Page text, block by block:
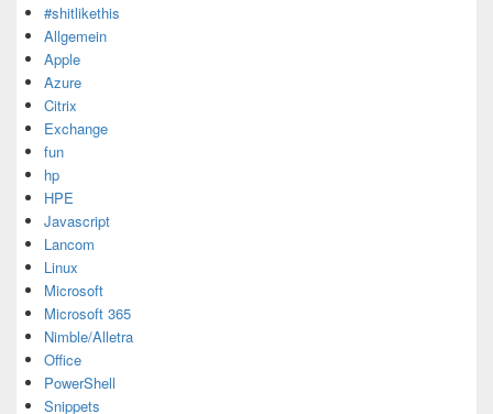
#shitlikethis
Allgemein
Apple
Azure
Citrix
Exchange
fun
hp
HPE
Javascript
Lancom
Linux
Microsoft
Microsoft 365
Nimble/Alletra
Office
PowerShell
Snippets